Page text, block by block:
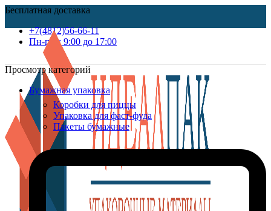
Бесплатная доставка
+7(4812)56-66-11
Пн-пт c 9:00 до 17:00
Просмотр категорий
Бумажная упаковка
Коробки для пиццы
Упаковка для фаст-фуда
Пакеты бумажные